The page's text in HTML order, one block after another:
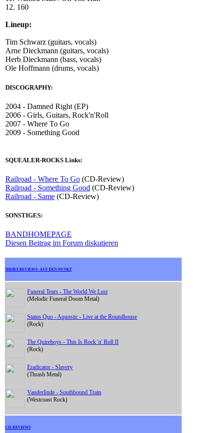
12. 160
Lineup:
Tim Schwarz (guitars, vocals)
Arne Dieckmann (guitars, vocals)
Herb Dieckmann (bass, vocals)
Ole Hoffmann (drums, vocals)
DISCOGRAPHY:
2004 - Damned Right (EP)
2006 - Girls, Guitars, Rock'n'Roll
2007 - Where To Go
2009 - Something Good
SQUEALER-ROCKS Links:
Railroad - Where To Go (CD-Review)
Railroad - Something Good (CD-Review)
Railroad - Same (CD-Review)
SONSTIGES:
BANDHOMEPAGE
Diesen Beitrag im Forum diskutieren
SHORT-REVIEWS: AUF DEN PUNKT
Funeral Tears - The World We Lost
(Melodic Funeral Doom Metal)
Status Quo - Aquostic - Live at the Roundhouse
(Rock)
The Quireboys - This Is Rock 'n' Roll II
(Rock)
Eradicator - Slavery
(Thrash Metal)
Vanderlinde - Southbound Train
(Westcoast Rock)
CD-REVIEWS